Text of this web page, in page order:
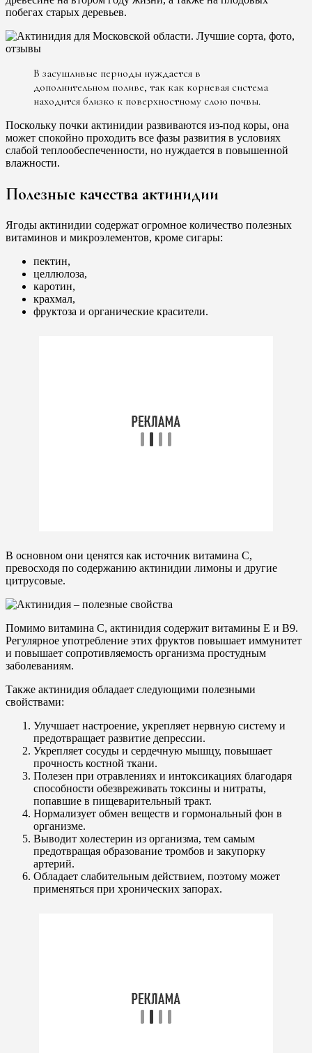
побегах старых деревьев.
В засушливые периоды нуждается в
дополнительном поливе, так как корневая система
находится близко к поверхностному слою почвы.
Поскольку почки актинидии развиваются из-под коры, она
может спокойно проходить все фазы развития в условиях
слабой теплообеспеченности, но нуждается в повышенной
влажности.
Полезные качества актинидии
Ягоды актинидии содержат огромное количество полезных
витаминов и микроэлементов, кроме сигары:
пектин,
целлюлоза,
каротин,
крахмал,
фруктоза и органические красители.
В основном они ценятся как источник витамина С,
превосходя по содержанию актинидии лимоны и другие
цитрусовые.
Помимо витамина С, актинидия содержит витамины Е и В9.
Регулярное употребление этих фруктов повышает иммунитет
и повышает сопротивляемость организма простудным
заболеваниям.
Также актинидия обладает следующими полезными
свойствами:
Улучшает настроение, укрепляет нервную систему и
предотвращает развитие депрессии.
Укрепляет сосуды и сердечную мышцу, повышает
прочность костной ткани.
Полезен при отравлениях и интоксикациях благодаря
способности обезвреживать токсины и нитраты,
попавшие в пищеварительный тракт.
Нормализует обмен веществ и гормональный фон в
организме.
Выводит холестерин из организма, тем самым
предотвращая образование тромбов и закупорку
артерий.
Обладает слабительным действием, поэтому может
применяться при хронических запорах.